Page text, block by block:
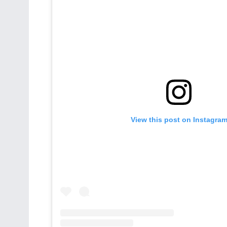
View this post on Instagram